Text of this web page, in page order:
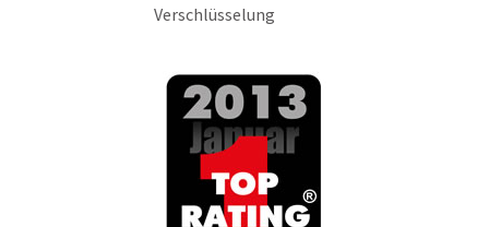
Verschlüsselung